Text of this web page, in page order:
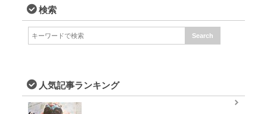
検索
人気記事ランキング